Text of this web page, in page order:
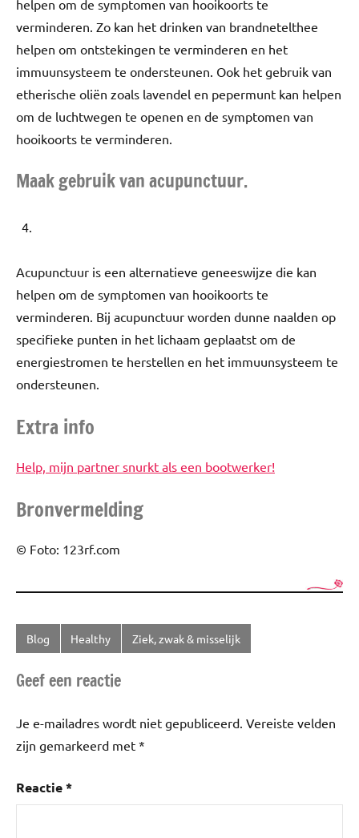
helpen om de symptomen van hooikoorts te
verminderen. Zo kan het drinken van brandnetelthee
helpen om ontstekingen te verminderen en het
immuunsysteem te ondersteunen. Ook het gebruik van
etherische oliën zoals lavendel en pepermunt kan helpen
om de luchtwegen te openen en de symptomen van
hooikoorts te verminderen.
Maak gebruik van acupunctuur.
Acupunctuur is een alternatieve geneeswijze die kan
helpen om de symptomen van hooikoorts te
verminderen. Bij acupunctuur worden dunne naalden op
specifieke punten in het lichaam geplaatst om de
energiestromen te herstellen en het immuunsysteem te
ondersteunen.
Extra info
Help, mijn partner snurkt als een bootwerker!
Bronvermelding
© Foto: 123rf.com
Getagd
Gezondheid ,
Lente
Blog Healthy Ziek, zwak & misselijk
Geef een reactie
Je e-mailadres wordt niet gepubliceerd. Vereiste velden
zijn gemarkeerd met *
Reactie*